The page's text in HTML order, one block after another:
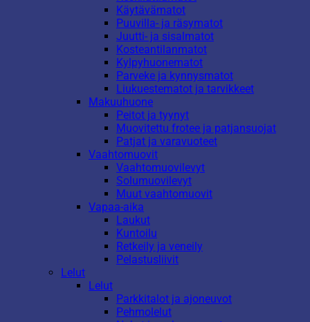
Käytävämatot
Puuvilla- ja räsymatot
Juutti- ja sisalmatot
Kosteantilanmatot
Kylpyhuonematot
Parveke ja kynnysmatot
Liukuestematot ja tarvikkeet
Makuuhuone
Peitot ja tyynyt
Muovitettu frotee ja patjansuojat
Patjat ja varavuoteet
Vaahtomuovit
Vaahtomuovilevyt
Solumuovilevyt
Muut vaahtomuovit
Vapaa-aika
Laukut
Kuntoilu
Retkeily ja veneily
Pelastusliivit
Lelut
Lelut
Parkkitalot ja ajoneuvot
Pehmolelut